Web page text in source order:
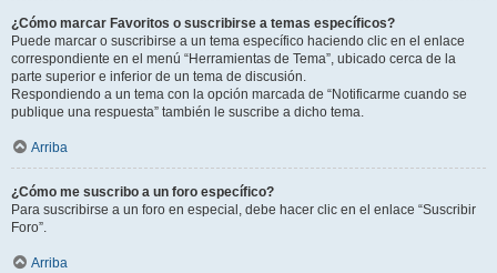
¿Cómo marcar Favoritos o suscribirse a temas específicos?
Puede marcar o suscribirse a un tema específico haciendo clic en el enlace
correspondiente en el menú “Herramientas de Tema”, ubicado cerca de la
parte superior e inferior de un tema de discusión.
Respondiendo a un tema con la opción marcada de “Notificarme cuando se
publique una respuesta” también le suscribe a dicho tema.
Arriba
¿Cómo me suscribo a un foro específico?
Para suscribirse a un foro en especial, debe hacer clic en el enlace “Suscribir
Foro”.
Arriba